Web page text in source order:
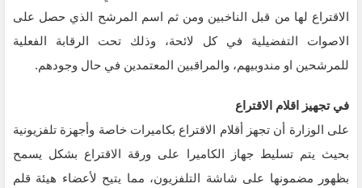
الاقتراع لها من قبل الناخبين ومن ثم اسم المرشح الذي حصل على
الاصوات التفضيلية في كل لائحة، وذلك تحت الرقابة الفعلية
للمرشحين او مندوبيهم، والمراقبين المعتمدين في حال وجودهم.
في تجهيز اقلام الاقتراع
على الوزارة أن تجهز أقلام الاقتراع بكاميرات خاصة وأجهزة تلفزيونية
بحيث يتم تسليط جهاز الكاميرا على ورقة الاقتراع بشكل يسمح
بظهور مضمونها على شاشة التلفزيون، مما يتيح لأعضاء هيئة قلم